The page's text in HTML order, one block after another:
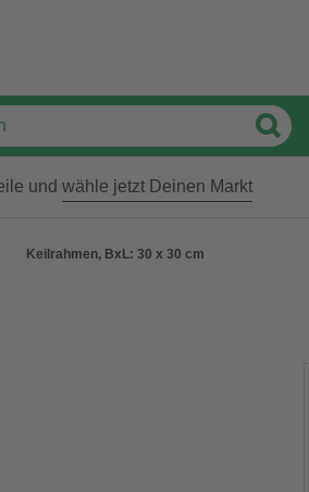
und wähle jetzt Deinen Markt
Keilrahmen, BxL: 30 x 30 cm